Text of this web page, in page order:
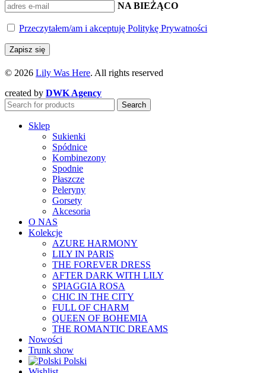
BĄDŹ NA BIEŻĄCO
Przeczytałem/am i akceptuję Politykę Prywatności
© 2026 Lily Was Here. All rights reserved
created by DWK Agency
Search
Sklep
Sukienki
Spódnice
Kombinezony
Spodnie
Płaszcze
Peleryny
Gorsety
Akcesoria
O NAS
Kolekcje
AZURE HARMONY
LILY IN PARIS
THE FOREVER DRESS
AFTER DARK WITH LILY
SPIAGGIA ROSA
CHIC IN THE CITY
FULL OF CHARM
QUEEN OF BOHEMIA
THE ROMANTIC DREAMS
Nowości
Trunk show
Polski